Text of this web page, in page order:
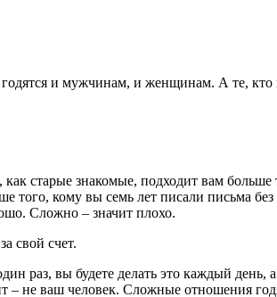
и мужчинам, и женщинам. А те,
старые знакомые, подходит вам
кому вы семь лет писали письма
Сложно – значит плохо.
свой счет.
раз, вы будете делать это каждый
– не ваш человек. Сложные отношения